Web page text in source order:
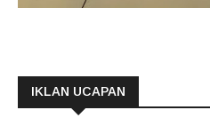
IKLAN UCAPAN